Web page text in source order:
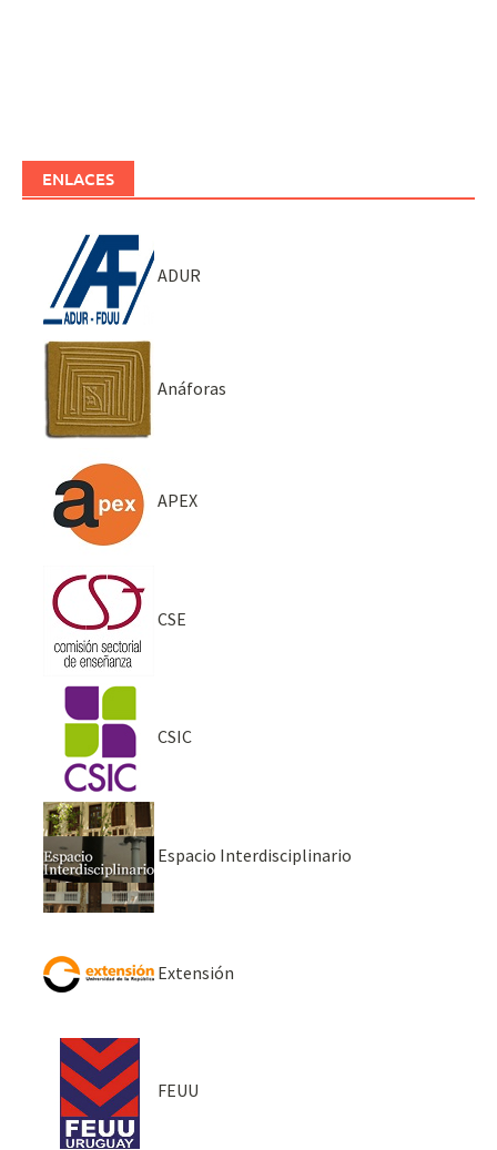
ENLACES
ADUR
Anáforas
APEX
CSE
CSIC
Espacio Interdisciplinario
Extensión
FEUU